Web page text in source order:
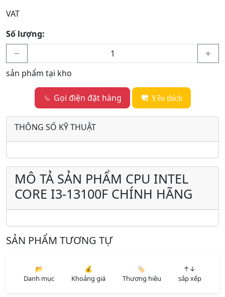
VAT
Số lượng:
sản phẩm tại kho
Gọi điện đặt hàng Yêu thích
THÔNG SỐ KỸ THUẬT
MÔ TẢ SẢN PHẨM CPU INTEL
CORE I3-13100F CHÍNH HÃNG
SẢN PHẨM TƯƠNG TỰ
📂
Danh mục
💰
Khoảng giá
🏷️
Thương hiệu
↑↓
sắp xếp